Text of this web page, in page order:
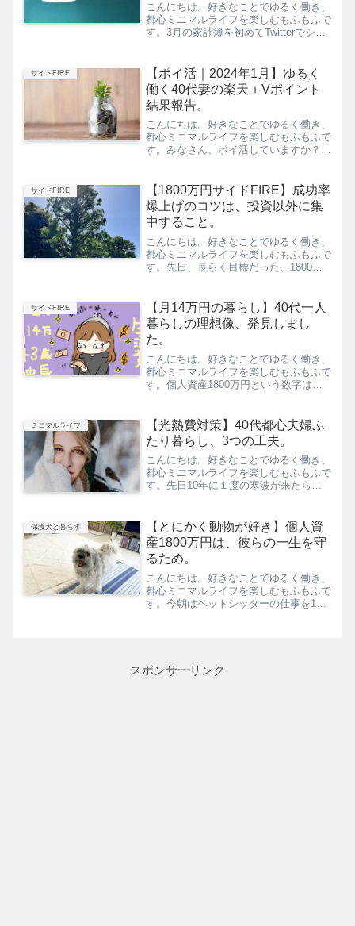
こんにちは。好きなことでゆるく働き、
都心ミニマルライフを楽しむもふもふで
す。3月の家計簿を初めてTwitterでシェ
した。「いやいやサイドFIRE目指すな
ら、まず家賃を...
サイドFIRE
【ポイ活｜2024年1月】ゆるく
働く40代妻の楽天＋Vポイント
結果報告。
こんにちは。好きなことでゆるく働き、
都心ミニマルライフを楽しむもふもふで
す。みなさん、ポイ活していますか？私
定したり、楽天市場で買い物するだけな
ので、続いています。そんな...
サイドFIRE
【1800万円サイドFIRE】成功率
爆上げのコツは、投資以外に集
中すること。
こんにちは。好きなことでゆるく働き、
都心ミニマルライフを楽しむもふもふで
す。先日、長らく目標だった、1800万
ら。まじで、最高。無理のない10年の
資産形成でこの暮らし...
サイドFIRE
【月14万円の暮らし】40代一人
暮らしの理想像、発見しまし
た。
こんにちは。好きなことでゆるく働き、
都心ミニマルライフを楽しむもふもふで
す。個人資産1800万円という数字は、
から算出しました。注：今の生活費は浪
費夫と半々なので、もう...
ミニマルライフ
【光熱費対策】40代都心夫婦ふ
たり暮らし、3つの工夫。
こんにちは。好きなことでゆるく働き、
都心ミニマルライフを楽しむもふもふで
す。先日10年に１度の寒波が来たらし
SNSでも光熱費の高騰が話題になって
います。そこで今回は、私が...
保護犬と暮らす
【とにかく動物が好き】個人資
産1800万円は、彼らの一生を守
るため。
こんにちは。好きなことでゆるく働き、
都心ミニマルライフを楽しむもふもふで
す。今朝はペットシッターの仕事を1件
スポンサーリンク